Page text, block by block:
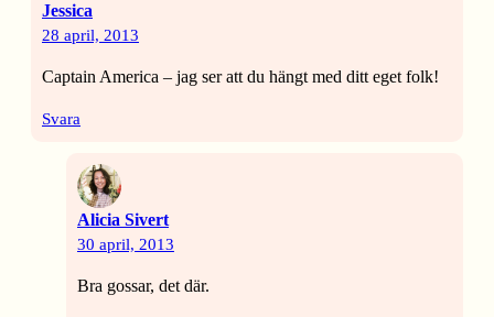
Jessica
28 april, 2013
Captain America – jag ser att du hängt med ditt eget folk!
Svara
Alicia Sivert
30 april, 2013
Bra gossar, det där.